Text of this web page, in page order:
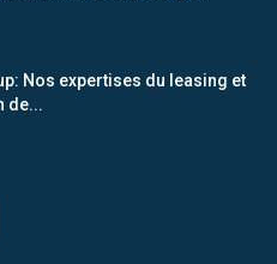
Nos expertises du leasing et
de...